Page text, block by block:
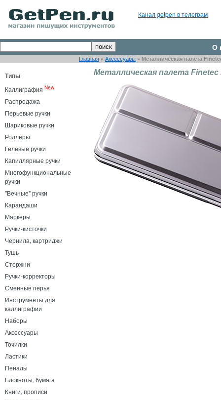
Канал getpen в телеграм
О
Главная » Аксессуары » Металлическая палета
Типы
Каллиграфия New
Распродажа
Перьевые ручки
Шариковые ручки
Роллеры
Гелевые ручки
Капиллярные ручки
Многофункциональные
ручки
"Вечные" ручки
Карандаши
Маркеры
Ручки-кисточки
Чернила, картриджи
Тушь
Стержни
Ручки-корректоры
Сменные перья
Инструменты для
каллиграфии
Наборы
Аксессуары
Точилки
Ластики
Пеналы
Блокноты, бумага
Книги, прописи
Металлическая палета